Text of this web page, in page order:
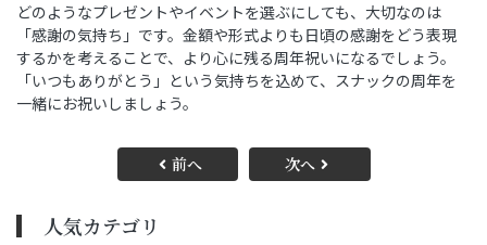
どのようなプレゼントやイベントを選ぶにしても、大切なのは
「感謝の気持ち」です。金額や形式よりも日頃の感謝をどう表現
するかを考えることで、より心に残る周年祝いになるでしょう。
「いつもありがとう」という気持ちを込めて、スナックの周年を
一緒にお祝いしましょう。
前へ 次へ
人気カテゴリ